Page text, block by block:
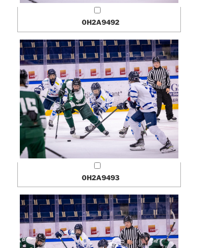
0H2A9492
0H2A9493